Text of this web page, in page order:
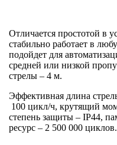
Отличается простотой в
стабильно работает в
подойдет для
средней или низкой
стрелы – 4 м.
Эффективная длина
100 цикл/ч, крутящий
степень защиты – IP44,
ресурс – 2 500 000 циклов.